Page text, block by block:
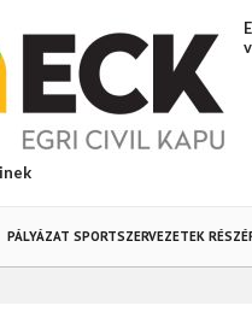
PÁLYÁZAT SPORTSZERVEZETEK